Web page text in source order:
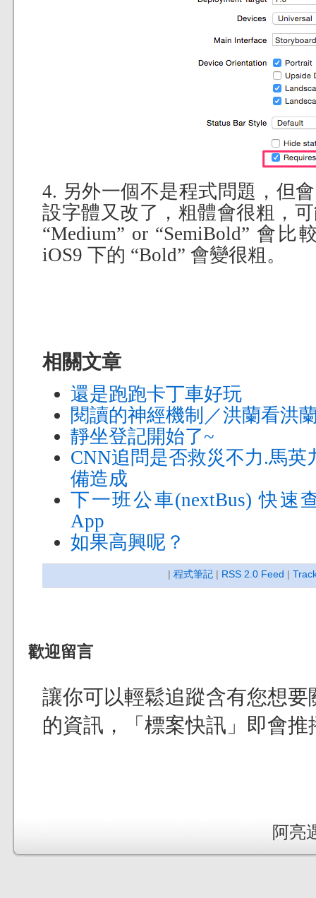
4. 另外一個不是程式問題，但
設字體又改了，粗體會很粗，
“Medium” or “SemiBold” 會
iOS9 下的 “Bold” 會變很粗。
相關文章
還是跑跑卡丁車好玩
閱讀的神經機制／洪蘭看洪
靜坐登記開始了~
CNN追問是否救災不力.馬
備造成
下一班公車(nextBus) 快速
App
如果高興呢？
| 程式筆記 | RSS 2.0 Feed |
歡迎留言
讓你可以輕鬆追蹤含有您想
的資訊，「標案快訊」即會推
阿亮